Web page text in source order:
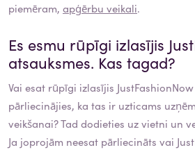
piemēram, apģērbu veikali.
Es esmu rūpīgi izlasījis
atsauksmes. Kas tagad?
Vai esat rūpīgi izlasījis JustFashionNow
pārliecinājies, ka tas ir uzticams
veikšanai? Tad dodieties uz vietni un
Ja joprojām neesat pārliecināts vai